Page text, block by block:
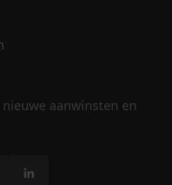
aanwinsten en